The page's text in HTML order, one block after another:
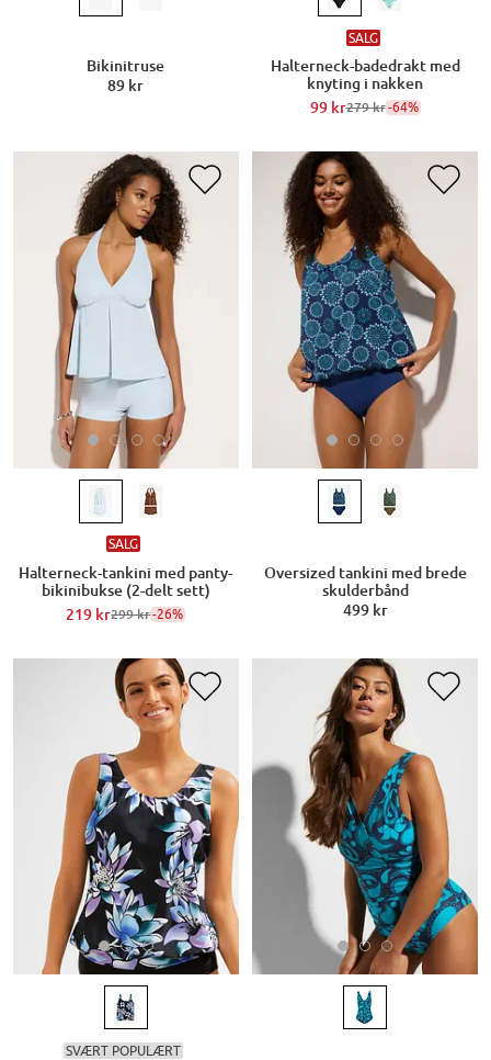
Bikinitruse
89 kr
SALG
Halterneck-badedrakt med
knyting i nakken
99 kr279 kr-64%
SALG
Halterneck-tankini med panty-
bikinibukse (2-delt sett)
219 kr299 kr-26%
Oversized tankini med brede
skulderbånd
499 kr
SVÆRT POPULÆRT